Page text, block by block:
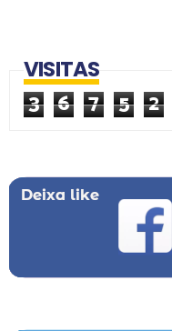
VISITAS
3 6 7 5 2